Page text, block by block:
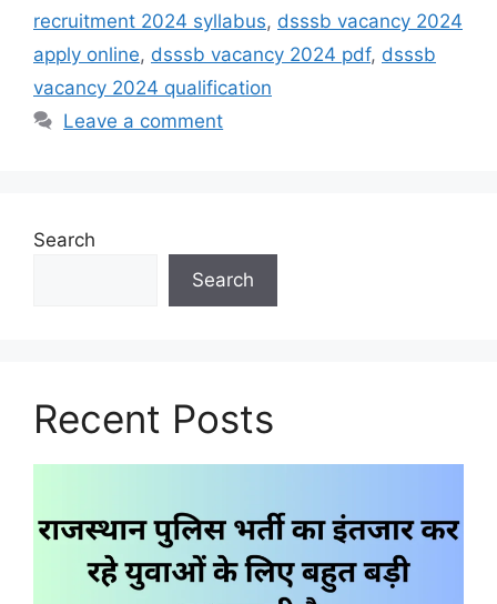
recruitment 2024 syllabus, dsssb vacancy 2024
apply online, dsssb vacancy 2024 pdf, dsssb
vacancy 2024 qualification
Leave a comment
Search
Search
Recent Posts